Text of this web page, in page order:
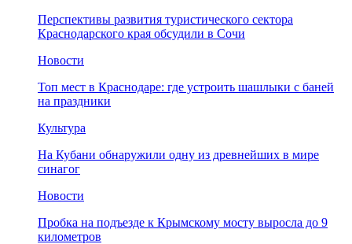
Перспективы развития туристического сектора
Краснодарского края обсудили в Сочи
Новости
Топ мест в Краснодаре: где устроить шашлыки с баней
на праздники
Культура
На Кубани обнаружили одну из древнейших в мире
синагог
Новости
Пробка на подъезде к Крымскому мосту выросла до 9
километров